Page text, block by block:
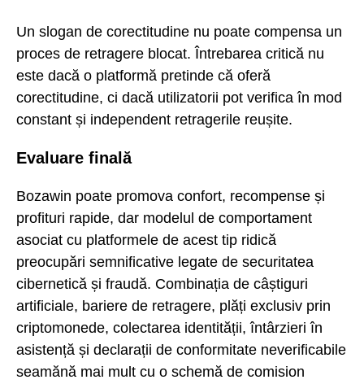
Un slogan de corectitudine nu poate compensa un
proces de retragere blocat. Întrebarea critică nu
este dacă o platformă pretinde că oferă
corectitudine, ci dacă utilizatorii pot verifica în mod
constant și independent retragerile reușite.
Evaluare finală
Bozawin poate promova confort, recompense și
profituri rapide, dar modelul de comportament
asociat cu platformele de acest tip ridică
preocupări semnificative legate de securitatea
cibernetică și fraudă. Combinația de câștiguri
artificiale, bariere de retragere, plăți exclusiv prin
criptomonede, colectarea identității, întârzieri în
asistență și declarații de conformitate neverificabile
seamănă mai mult cu o schemă de comision